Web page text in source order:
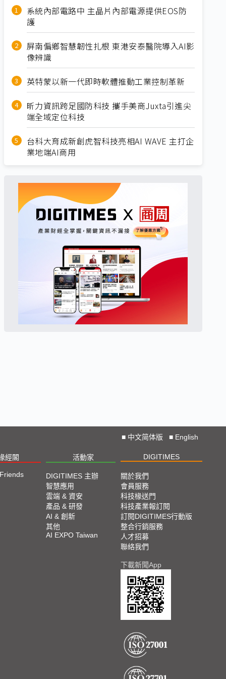
系統內部電路中 主晶片內部電源提供EOS防
護
屏南偏鄉智慧韌性扎根 東港安泰醫院導入AI影
像辨識
英特蒙以新一代即時軟體推動工業控制革新
昕力資訊跨足國防科技 攜手美商Juxta引進尖
端全域定位科技
台科大育成新創虎智科技亮相AI WAVE 主打企
業地端AI商用
■ 中文简体版 ■ English
經閣 活動家 DIGITIMES
DIGITIMES 主辦
智慧應用
雲端 & 資安
產品 & 研發
AI & 創新
其他
AI EXPO Taiwan
關於我們
會員服務
科技椽送門
科技產業報訂閱
訂閱DIGITIMES行動版
整合行銷服務
人才招募
聯絡我們
下載新聞App